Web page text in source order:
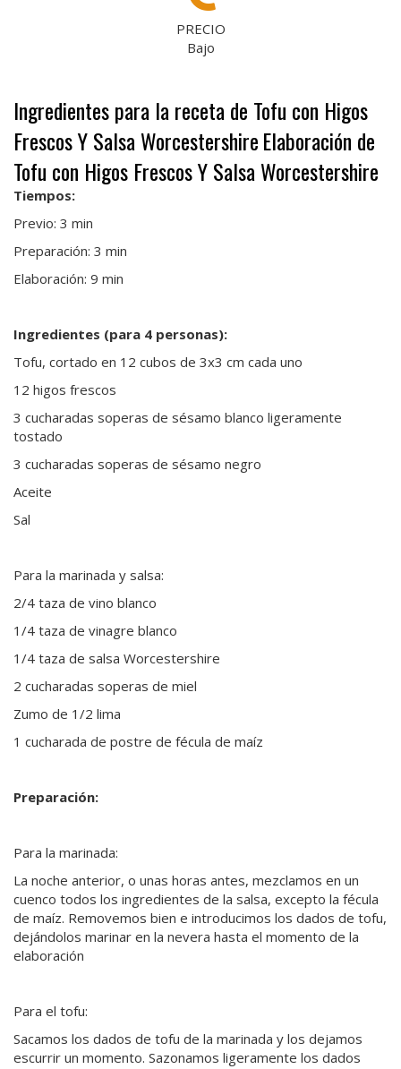
PRECIO
Bajo
Ingredientes para la receta de Tofu con Higos
Frescos Y Salsa WorcestershireElaboración de
Tofu con Higos Frescos Y Salsa Worcestershire
Tiempos:
Previo: 3 min
Preparación: 3 min
Elaboración: 9 min
Ingredientes (para 4 personas):
Tofu, cortado en 12 cubos de 3x3 cm cada uno
12 higos frescos
3 cucharadas soperas de sésamo blanco ligeramente
tostado
3 cucharadas soperas de sésamo negro
Aceite
Sal
Para la marinada y salsa:
2/4 taza de vino blanco
1/4 taza de vinagre blanco
1/4 taza de salsa Worcestershire
2 cucharadas soperas de miel
Zumo de 1/2 lima
1 cucharada de postre de fécula de maíz
Preparación:
Para la marinada:
La noche anterior, o unas horas antes, mezclamos en un
cuenco todos los ingredientes de la salsa, excepto la fécula
de maíz. Removemos bien e introducimos los dados de tofu,
dejándolos marinar en la nevera hasta el momento de la
elaboración
Para el tofu:
Sacamos los dados de tofu de la marinada y los dejamos
escurrir un momento. Sazonamos ligeramente los dados